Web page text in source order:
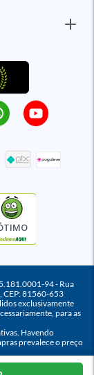
94 - Rua
CEP: 81560-653
exclusivamente
para as
Havendo
prevalece o preço